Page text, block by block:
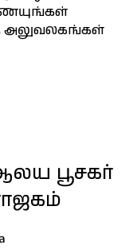
அலுவலகங்கள்
பூசகர்